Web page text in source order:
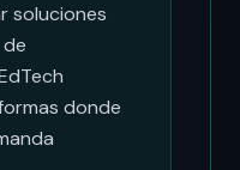
soluciones
donde